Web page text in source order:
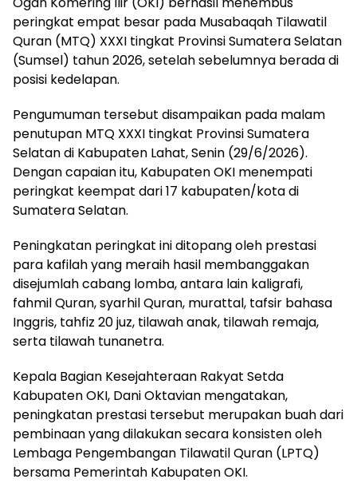
peringkat empat besar pada Musabaqah Tilawatil
Quran (MTQ) XXXI tingkat Provinsi Sumatera Selatan
(Sumsel) tahun 2026, setelah sebelumnya berada di
posisi kedelapan.
Pengumuman tersebut disampaikan pada malam
penutupan MTQ XXXI tingkat Provinsi Sumatera
Selatan di Kabupaten Lahat, Senin (29/6/2026).
Dengan capaian itu, Kabupaten OKI menempati
peringkat keempat dari 17 kabupaten/kota di
Sumatera Selatan.
Peningkatan peringkat ini ditopang oleh prestasi
para kafilah yang meraih hasil membanggakan
disejumlah cabang lomba, antara lain kaligrafi,
fahmil Quran, syarhil Quran, murattal, tafsir bahasa
Inggris, tahfiz 20 juz, tilawah anak, tilawah remaja,
serta tilawah tunanetra.
Kepala Bagian Kesejahteraan Rakyat Setda
Kabupaten OKI, Dani Oktavian mengatakan,
peningkatan prestasi tersebut merupakan buah dari
pembinaan yang dilakukan secara konsisten oleh
Lembaga Pengembangan Tilawatil Quran (LPTQ)
bersama Pemerintah Kabupaten OKI.